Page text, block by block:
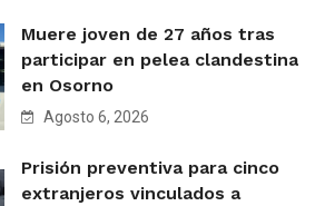
Muere joven de 27 años tras
participar en pelea clandestina
en Osorno
Agosto 6, 2026
Prisión preventiva para cinco
extranjeros vinculados a